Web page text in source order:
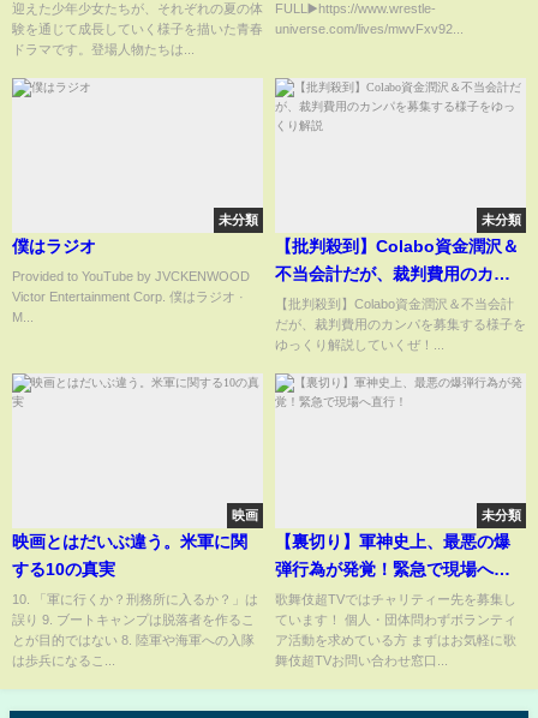
迎えた少年少女たちが、それぞれの夏の体
験を通じて成長していく様子を描いた青春
ドラマです。登場人物たちは...
vs. Mizuki
FULL▶️https://www.wrestle-
universe.com/lives/mwvFxv92...
未分類
僕はラジオ
Provided to YouTube by JVCKENWOOD
Victor Entertainment Corp. 僕はラジオ ·
M...
未分類
【批判殺到】Colabo資金潤沢＆
不当会計だが、裁判費用のカン
パを募集する様子をゆっくり解
説
【批判殺到】Colabo資金潤沢＆不当会計
だが、裁判費用のカンパを募集する様子を
ゆっくり解説していくぜ！...
映画
映画とはだいぶ違う。米軍に関
する10の真実
10. 「軍に行くか？刑務所に入るか？」は
誤り 9. ブートキャンプは脱落者を作るこ
とが目的ではない 8. 陸軍や海軍への入隊
は歩兵になるこ...
未分類
【裏切り】軍神史上、最悪の爆
弾行為が発覚！緊急で現場へ直
行！
歌舞伎超TVではチャリティー先を募集し
ています！ 個人・団体問わずボランティ
ア活動を求めている方 まずはお気軽に歌
舞伎超TVお問い合わせ窓口...